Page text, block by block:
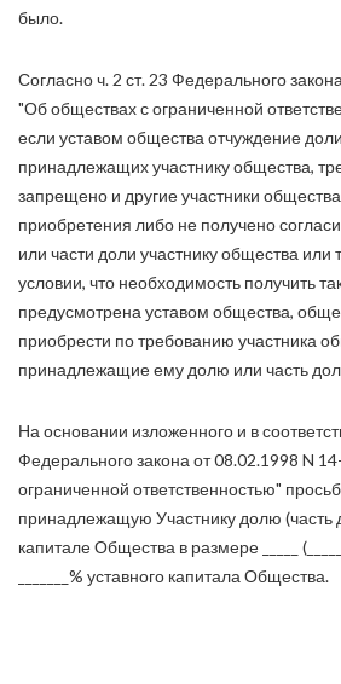
было.
Согласно ч. 2 ст. 23 Федерального
"Об обществах с ограниченной
если уставом общества отчуждение
принадлежащих участнику общества,
запрещено и другие участники общества
приобретения либо не получено
или части доли участнику общества или
условии, что необходимость получить
предусмотрена уставом общества,
приобрести по требованию участника
принадлежащие ему долю или часть
На основании изложенного и в
Федерального закона от 08.02.1998 N
ограниченной ответственностью"
принадлежащую Участнику долю (часть
капитале Общества в размере _____
_______% уставного капитала Общества.